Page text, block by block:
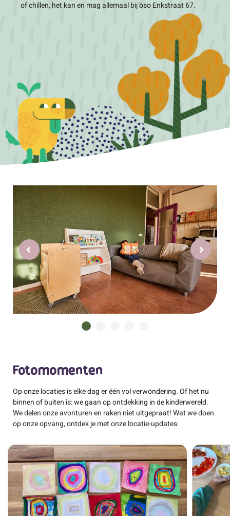
of chillen, het kan en mag allemaal bij bso Enkstraat 67.
Fotomomenten
Op onze locaties is elke dag er één vol verwondering. Of het nu
binnen of buiten is: we gaan op ontdekking in de kinderwereld.
We delen onze avonturen en raken niet uitgepraat! Wat we doen
op onze opvang, ontdek je met onze locatie-updates: